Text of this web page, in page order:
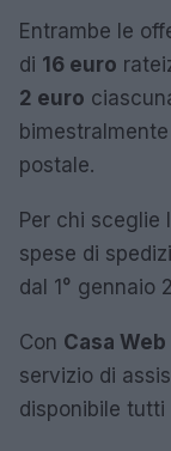
Entrambe le
di 16 euro
2 euro
postale.
Per chi sceglie
spese di
dal 1° gennaio
Con Casa Web
servizio di
disponibile